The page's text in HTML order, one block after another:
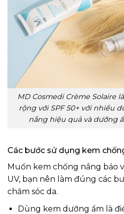
MD Cosmedi Crème Solaire
rộng với SPF 50+ với nhiều
nắng hiệu quả và dưỡng
Các bước sử dụng kem
Muốn kem chống nắng bảo
UV, bạn nên làm đúng các
chăm sóc da.
Dùng kem dưỡng ẩm là